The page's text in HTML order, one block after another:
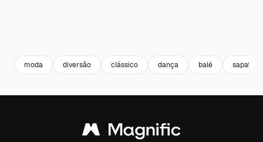
moda diversão clássico dança balé sapatos